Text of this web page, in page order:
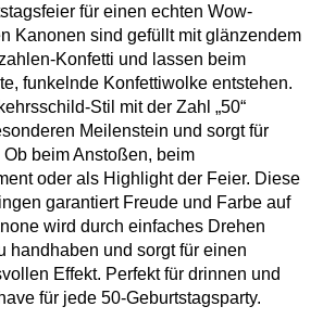
für einen echten Wow-
Kanonen sind gefüllt mit glänzendem
Konfetti und lassen beim
funkelnde Konfettiwolke entstehen.
Stil mit der Zahl „50“
Meilenstein und sorgt für
Ob beim Anstoßen, beim
oder als Highlight der Feier. Diese
garantiert Freude und Farbe auf
wird durch einfaches Drehen
handhaben und sorgt für einen
Effekt. Perfekt für drinnen und
für jede 50-Geburtstagsparty.